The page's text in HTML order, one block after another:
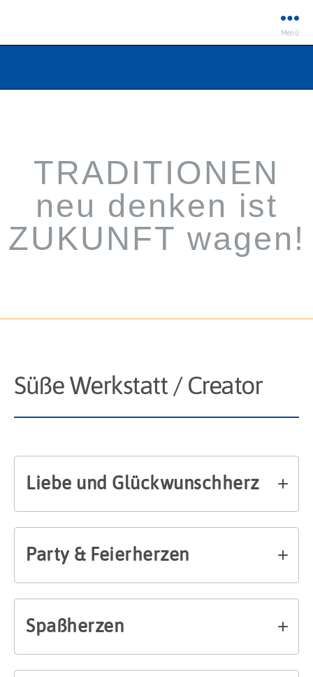
Menü
TRADITIONEN
neu denken ist
ZUKUNFT wagen!
Süße Werkstatt / Creator
Liebe und Glückwunschherz
Party & Feierherzen
Spaßherzen